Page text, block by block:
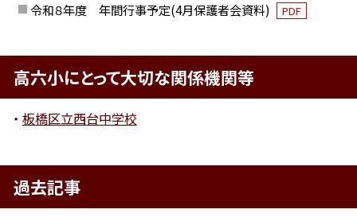
令和８年度 年間行事予定(4月保護者会資料) PDF
高六小にとって大切な関係機関等
板橋区立西台中学校
過去記事